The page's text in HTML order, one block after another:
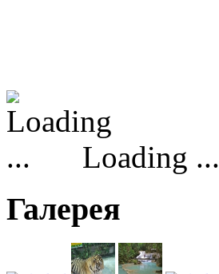
Loading ...
Галерея